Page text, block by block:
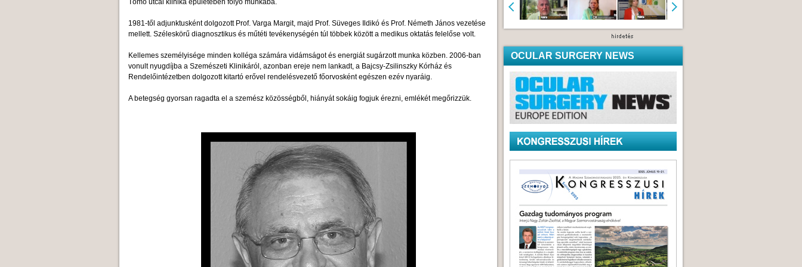
Tömő utcai klinika épületében folyó munkába.
1981-től adjunktusként dolgozott Prof. Varga Margit, majd Prof. Süveges Ildikó és Prof. Németh János vezetése
mellett. Széleskörű diagnosztikus és műtéti tevékenységén túl többek között a medikus oktatás felelőse volt.
Kellemes személyisége minden kolléga számára vidámságot és energiát sugárzott munka közben. 2006-ban
vonult nyugdíjba a Szemészeti Klinikáról, azonban ereje nem lankadt, a Bajcsy-Zsilinszky Kórház és
Rendelőintézetben dolgozott kitartó erővel rendelésvezető főorvosként egészen ezév nyaráig.
A betegség gyorsan ragadta el a szemész közösségből, hiányát sokáig fogjuk érezni, emlékét megőrizzük.
OCULAR SURGERY NEWS